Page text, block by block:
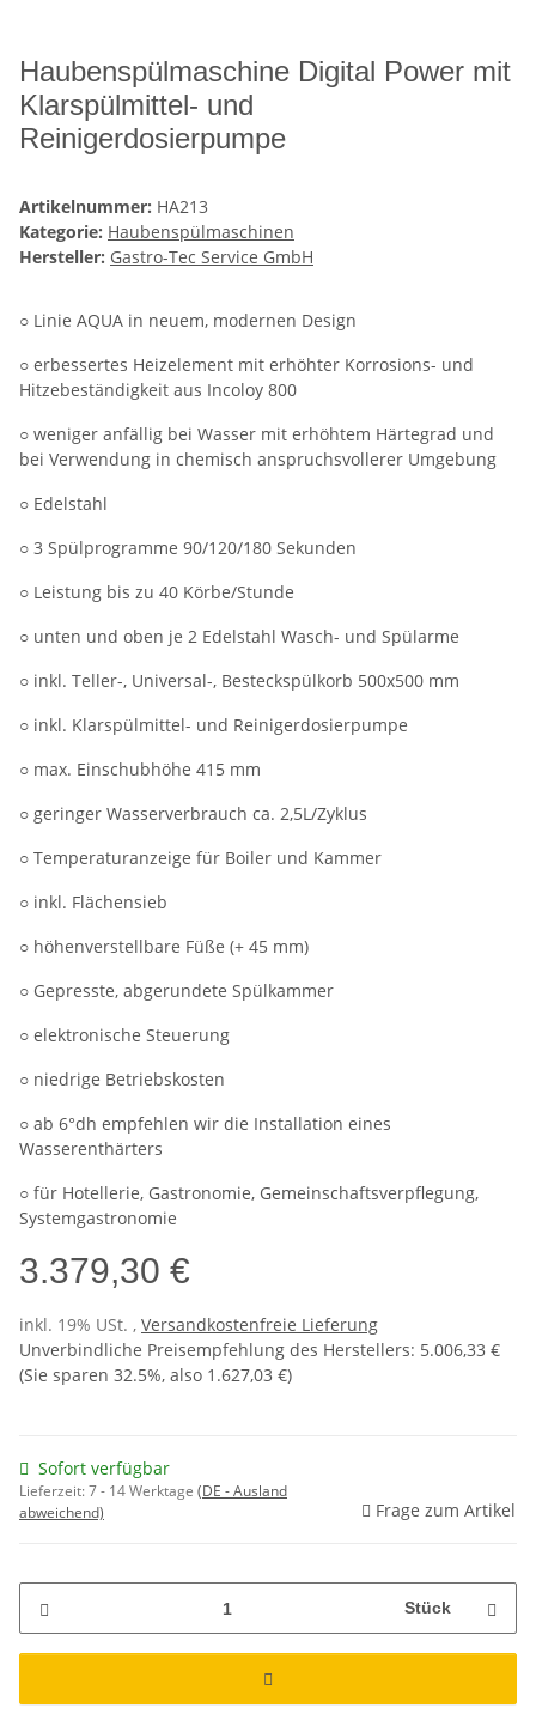
Haubenspülmaschine Digital Power mit
Klarspülmittel- und
Reinigerdosierpumpe
Artikelnummer: HA213
Kategorie: Haubenspülmaschinen
Hersteller: Gastro-Tec Service GmbH
○ Linie AQUA in neuem, modernen Design
○ erbessertes Heizelement mit erhöhter Korrosions- und
Hitzebeständigkeit aus Incoloy 800
○ weniger anfällig bei Wasser mit erhöhtem Härtegrad und
bei Verwendung in chemisch anspruchsvollerer Umgebung
○ Edelstahl
○ 3 Spülprogramme 90/120/180 Sekunden
○ Leistung bis zu 40 Körbe/Stunde
○ unten und oben je 2 Edelstahl Wasch- und Spülarme
○ inkl. Teller-, Universal-, Besteckspülkorb 500x500 mm
○ inkl. Klarspülmittel- und Reinigerdosierpumpe
○ max. Einschubhöhe 415 mm
○ geringer Wasserverbrauch ca. 2,5L/Zyklus
○ Temperaturanzeige für Boiler und Kammer
○ inkl. Flächensieb
○ höhenverstellbare Füße (+ 45 mm)
○ Gepresste, abgerundete Spülkammer
○ elektronische Steuerung
○ niedrige Betriebskosten
○ ab 6°dh empfehlen wir die Installation eines
Wasserenthärters
○ für Hotellerie, Gastronomie, Gemeinschaftsverpflegung,
Systemgastronomie
3.379,30 €
inkl. 19% USt. , Versandkostenfreie Lieferung
Unverbindliche Preisempfehlung des Herstellers: 5.006,33 €
(Sie sparen 32.5%, also 1.627,03 €)
Sofort verfügbar
Lieferzeit:7 - 14 Werktage (DE - Ausland
abweichend)
Frage zum Artikel
Stück